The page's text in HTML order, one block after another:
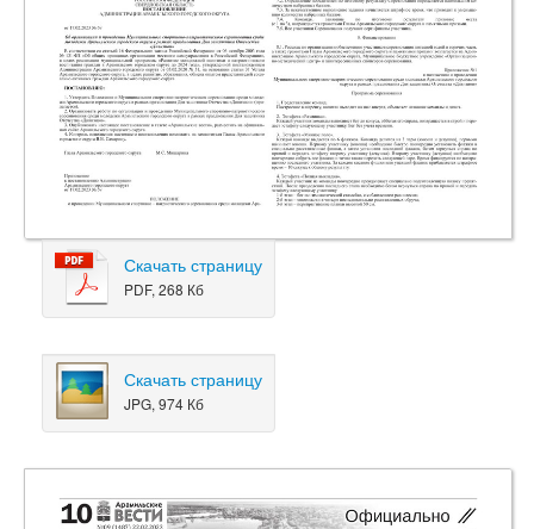
Скачать страницу
PDF, 268 Кб
Скачать страницу
JPG, 974 Кб